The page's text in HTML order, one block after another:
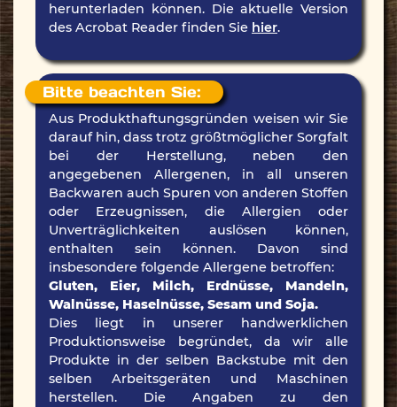
herunterladen können. Die aktuelle Version
des Acrobat Reader finden Sie hier.
Bitte beachten Sie:
Aus Produkthaftungsgründen weisen wir Sie
darauf hin, dass trotz größtmöglicher Sorgfalt
bei der Herstellung, neben den
angegebenen Allergenen, in all unseren
Backwaren auch Spuren von anderen Stoffen
oder Erzeugnissen, die Allergien oder
Unverträglichkeiten auslösen können,
enthalten sein können. Davon sind
insbesondere folgende Allergene betroffen:
Gluten, Eier, Milch, Erdnüsse, Mandeln,
Walnüsse, Haselnüsse, Sesam und Soja.
Dies liegt in unserer handwerklichen
Produktionsweise begründet, da wir alle
Produkte in der selben Backstube mit den
selben Arbeitsgeräten und Maschinen
herstellen. Die Angaben zu den